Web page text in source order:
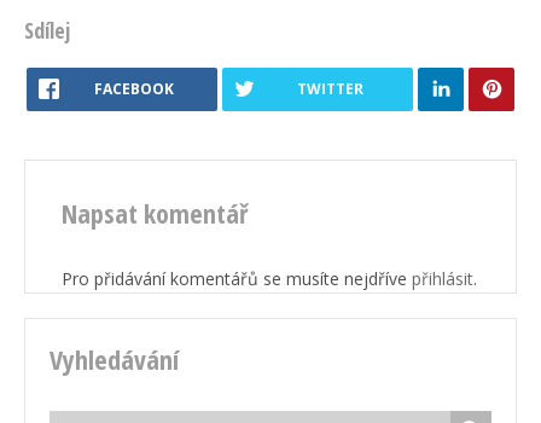
Sdílej
FACEBOOK TWITTER
Napsat komentář
Pro přidávání komentářů se musíte nejdříve přihlásit.
Vyhledávání